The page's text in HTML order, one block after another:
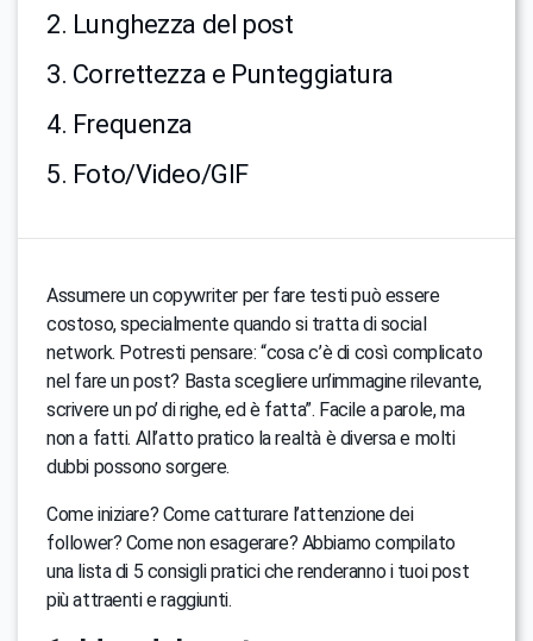
2. Lunghezza del post
3. Correttezza e Punteggiatura
4. Frequenza
5. Foto/Video/GIF
Assumere un copywriter per fare testi può essere
costoso, specialmente quando si tratta di social
network. Potresti pensare: “cosa c’è di così complicato
nel fare un post? Basta scegliere un’immagine rilevante,
scrivere un po’ di righe, ed è fatta”. Facile a parole, ma
non a fatti. All’atto pratico la realtà è diversa e molti
dubbi possono sorgere.
Come iniziare? Come catturare l’attenzione dei
follower? Come non esagerare? Abbiamo compilato
una lista di 5 consigli pratici che renderanno i tuoi post
più attraenti e raggiunti.